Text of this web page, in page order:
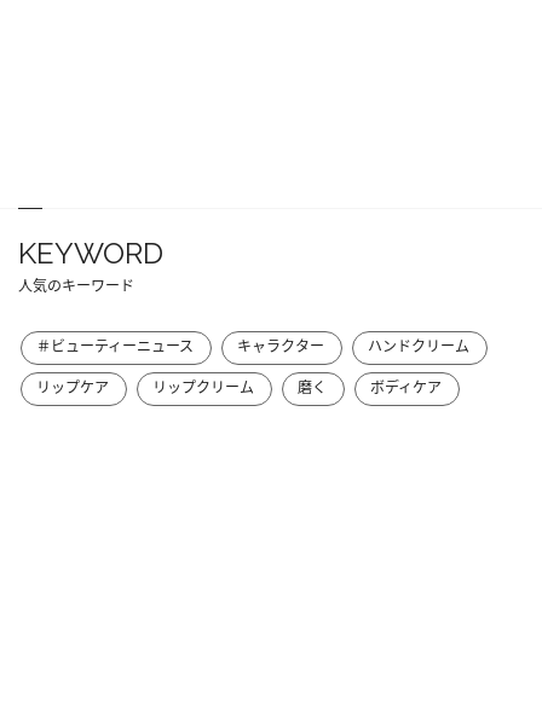
KEYWORD
人気のキーワード
＃ビューティーニュース キャラクター
ハンドクリーム
リップケア
リップクリーム 磨く ボディケア